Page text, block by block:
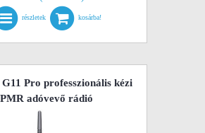
részletek kosárba!
Pro professzionális kézi
PMR adóvevő rádió